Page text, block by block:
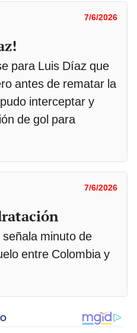
7/6/2026
para Luis Díaz que
antes de rematar la
interceptar y
de gol para
7/6/2026
minuto de
entre Colombia y